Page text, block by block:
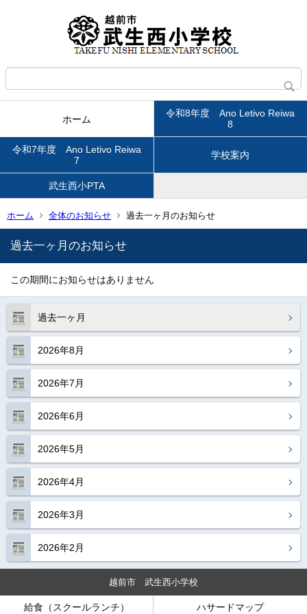
ホーム
令和8年度 Ano Letivo Reiwa
8
令和7年度 Ano Letivo Reiwa
7
学校案内
武生西小PTA
ホーム 全体のお知らせ 過去一ヶ月のお知らせ
過去一ヶ月
2026年8月
2026年7月
2026年6月
2026年5月
2026年4月
2026年3月
2026年2月
過去一ヶ月のお知らせ
この期間にお知らせはありません
越前市 武生西小学校
給食（スクールランチ） ハサードマップ